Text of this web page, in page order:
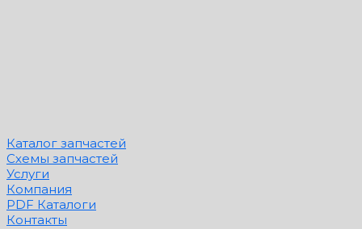
Каталог запчастей
Схемы запчастей
Услуги
Компания
PDF Каталоги
Контакты